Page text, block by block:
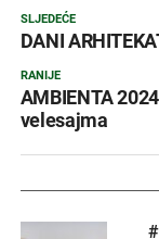
SLJEDEĆE
DANI
RANIJE
AMBIENTA
velesajma